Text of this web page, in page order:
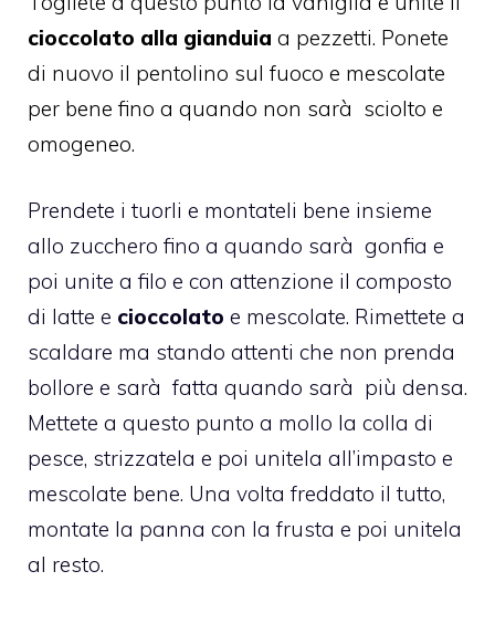
cioccolato alla gianduia a pezzetti. Ponete
di nuovo il pentolino sul fuoco e mescolate
per bene fino a quando non sarà sciolto e
omogeneo.
Prendete i tuorli e montateli bene insieme
allo zucchero fino a quando sarà gonfia e
poi unite a filo e con attenzione il composto
di latte e cioccolato e mescolate. Rimettete a
scaldare ma stando attenti che non prenda
bollore e sarà fatta quando sarà più densa.
Mettete a questo punto a mollo la colla di
pesce, strizzatela e poi unitela all’impasto e
mescolate bene. Una volta freddato il tutto,
montate la panna con la frusta e poi unitela
al resto.